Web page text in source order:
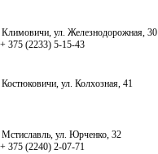
Климовичи, ул. Железнодорожная, 30
375 (2233) 5-15-43
ул. Колхозная, 41
Мстиславль, ул. Юрченко, 32
375 (2240) 2-07-71